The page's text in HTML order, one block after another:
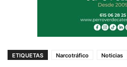
ETIQUETAS Narcotráfico Noticias